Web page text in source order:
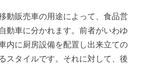
動販売車の用途によって、食品営
動車に分かれます。前者がいわゆ
内に厨房設備を配置し出来立ての
スタイルです。それに対して、後